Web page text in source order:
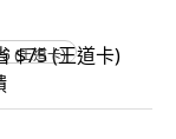
(王道卡)